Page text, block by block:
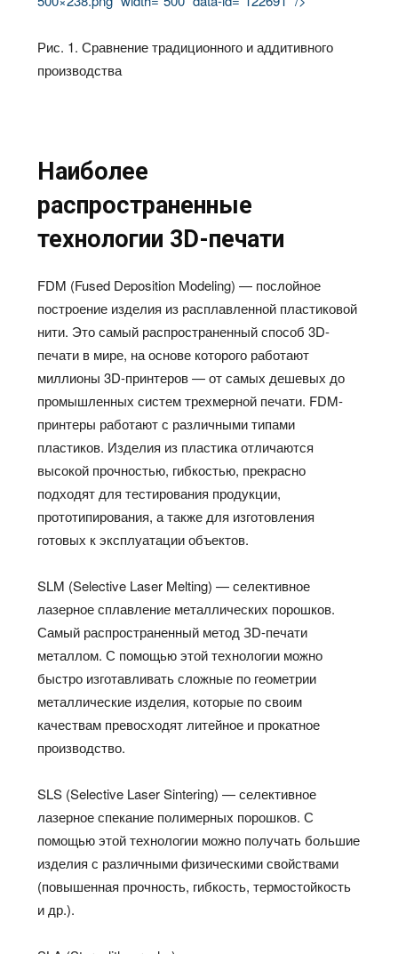
Рис. 1. Сравнение традиционного и аддитивного
производства
Наиболее
распространенные
технологии 3D-печати
FDM (Fused Deposition Modeling) — послойное
построение изделия из расплавленной пластиковой
нити. Это самый распространенный способ 3D-
печати в мире, на основе которого работают
миллионы 3D-принтеров — от самых дешевых до
промышленных систем трехмерной печати. FDM-
принтеры работают с различными типами
пластиков. Изделия из пластика отличаются
высокой прочностью, гибкостью, прекрасно
подходят для тестирования продукции,
прототипирования, а также для изготовления
готовых к эксплуатации объектов.
SLM (Selective Laser Melting) — селективное
лазерное сплавление металлических порошков.
Самый распространенный метод ЗD-печати
металлом. С помощью этой технологии можно
быстро изготавливать сложные по геометрии
металлические изделия, которые по своим
качествам превосходят литейное и прокатное
производство.
SLS (Selective Laser Sintering) — селективное
лазерное спекание полимерных порошков. С
помощью этой технологии можно получать большие
изделия с различными физическими свойствами
(повышенная прочность, гибкость, термостойкость
и др.).